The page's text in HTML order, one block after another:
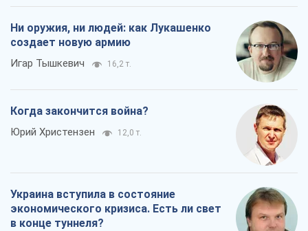
Ни оружия, ни людей: как Лукашенко
создает новую армию
Игар Тышкевич 16,2 т.
Когда закончится война?
Юрий Христензен 12,0 т.
Украина вступила в состояние
экономического кризиса. Есть ли свет
в конце туннеля?